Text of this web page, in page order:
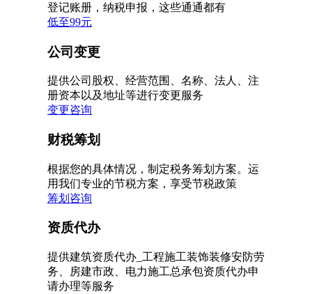
登记账册，纳税申报，这些通通都有
低至99元
公司变更
提供公司股权、经营范围、名称、法人、注
册资本以及地址等进行变更服务
变更咨询
财税筹划
根据您的具体情况，制定税务筹划方案。运
用我们专业的节税方案，享受节税政策
筹划咨询
资质代办
提供建筑资质代办_工程施工装饰装修安防劳
务、房建市政、电力施工总承包资质代办申
请办理等服务